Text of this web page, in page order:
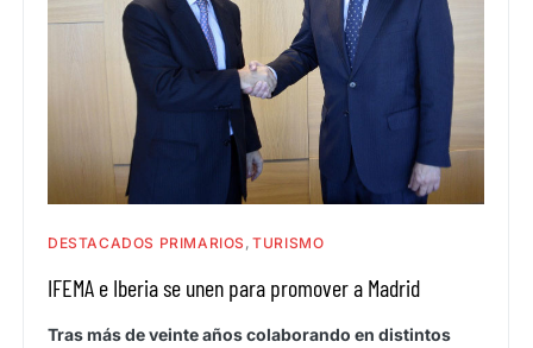
DESTACADOS PRIMARIOS TURISMO
IFEMA e Iberia se unen para promover a Madrid
Tras más de veinte años colaborando en distintos